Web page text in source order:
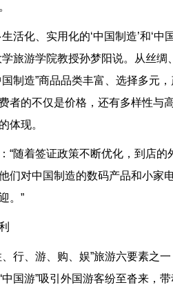
活化、实用化的‘中国制造’和‘
学旅游学院教授孙梦阳说。从丝
国制造”商品品类丰富、选择多元
者的不仅是价格，还有多样性与
体现。
“随着签证政策不断优化，到店
们对中国制造的数码产品和小家
。”
、行、游、购、娱”旅游六要素之
国游”吸引外国游客纷至沓来，